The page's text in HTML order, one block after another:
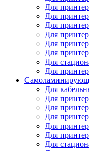
Для
Для
Для
Для
Для
Для
Для
Для
Для
Для
Для
Для
Для
Для
Для